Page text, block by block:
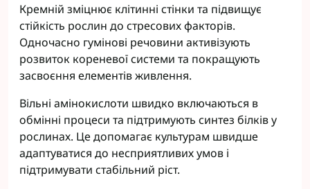
Кремній зміцнює клітинні стінки та підвищує
стійкість рослин до стресових факторів.
Одночасно гумінові речовини активізують
розвиток кореневої системи та покращують
засвоєння елементів живлення.
Вільні амінокислоти швидко включаються в
обмінні процеси та підтримують синтез білків у
рослинах. Це допомагає культурам швидше
адаптуватися до несприятливих умов і
підтримувати стабільний ріст.